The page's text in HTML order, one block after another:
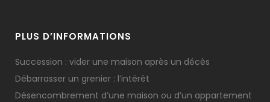
PLUS D’INFORMATIONS
Succession : vider une maison après un décès
Débarrasser un grenier : l’intérêt
Désencombrement d’une maison ou d’un appartement